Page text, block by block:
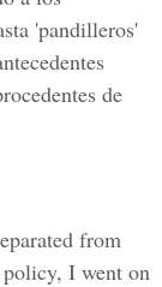
'pandilleros'
de
from
I went on